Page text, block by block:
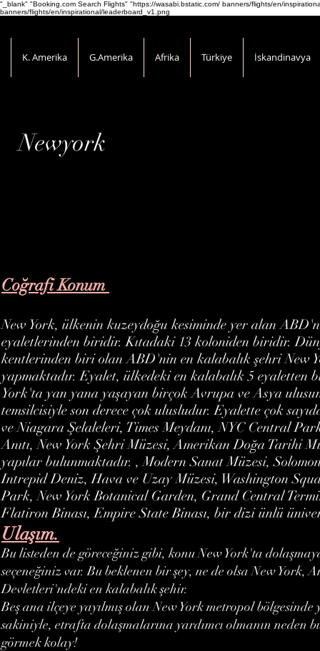
"_blank" "Booking.com Search Flights" "https://wasabi.bstatic.com/ banners/flights/en/
banners/flights/en/inspirational/leaderboard_v1.png
K. Amerika G.Amerika Afrika Türkiye İskandinavya
Newyork
Coğrafi Konum
New York, ülkenin kuzeydoğu kesiminde yer alan
eyaletlerinden biridir. Kıtadaki 13 koloniden biridir.
kentlerinden biri olan ABD'nin en kalabalık şehri New
yapmaktadır. Eyalet, ülkedeki en kalabalık 5 eyaletten
York'ta yan yana yaşayan birçok Avrupa ve Asya
temsilcisiyle son derece çok ulusludur. Eyalette çok
ve Niagara Şelaleleri, Times Meydanı, NYC Central
Anıtı, New York Şehri Müzesi, Amerikan Doğa Tarihi
yapılar bulunmaktadır. , Modern Sanat Müzesi,
Intrepid Deniz, Hava ve Uzay Müzesi, Washington
Park, New York Botanical Garden, Grand Central
Flatiron Binası, Empire State Binası, bir dizi ünlü
Ulaşım.
Bu listeden de göreceğiniz gibi, konu New York'ta
seçeneğiniz var. Bu beklenen bir şey, ne de olsa New York,
Devletleri'ndeki en kalabalık şehir.
Beş ana ilçeye yayılmış olan New York metropol
sakiniyle, etrafta dolaşmalarına yardımcı olmanın neden
görmek kolay!